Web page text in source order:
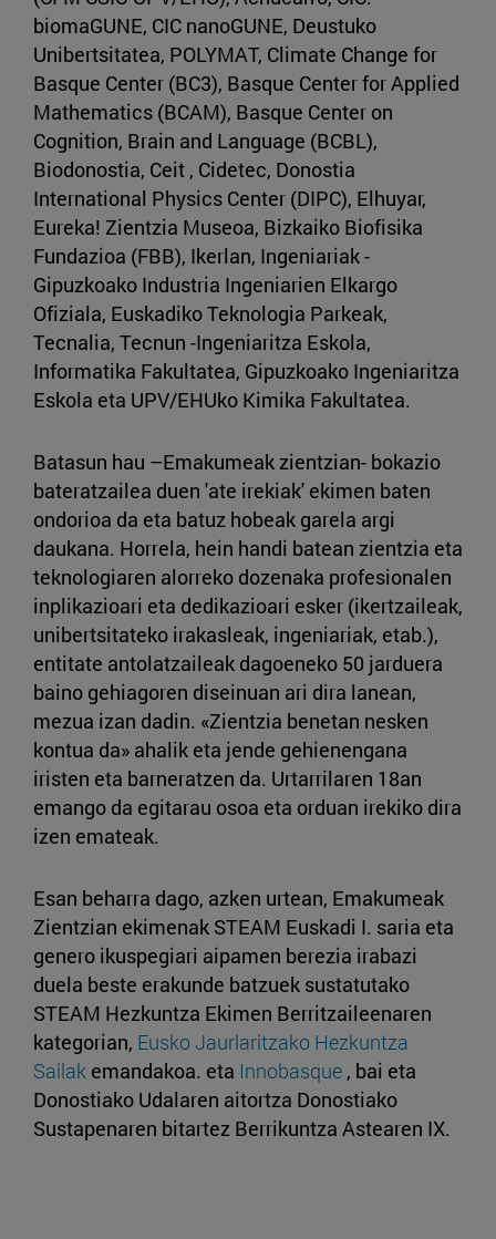
biomaGUNE, CIC nanoGUNE, Deustuko
Unibertsitatea, POLYMAT, Climate Change for
Basque Center (BC3), Basque Center for Applied
Mathematics (BCAM), Basque Center on
Cognition, Brain and Language (BCBL),
Biodonostia, Ceit , Cidetec, Donostia
International Physics Center (DIPC), Elhuyar,
Eureka! Zientzia Museoa, Bizkaiko Biofisika
Fundazioa (FBB), Ikerlan, Ingeniariak -
Gipuzkoako Industria Ingeniarien Elkargo
Ofiziala, Euskadiko Teknologia Parkeak,
Tecnalia, Tecnun -Ingeniaritza Eskola,
Informatika Fakultatea, Gipuzkoako Ingeniaritza
Eskola eta UPV/EHUko Kimika Fakultatea.
Batasun hau –Emakumeak zientzian- bokazio
bateratzailea duen 'ate irekiak' ekimen baten
ondorioa da eta batuz hobeak garela argi
daukana. Horrela, hein handi batean zientzia eta
teknologiaren alorreko dozenaka profesionalen
inplikazioari eta dedikazioari esker (ikertzaileak,
unibertsitateko irakasleak, ingeniariak, etab.),
entitate antolatzaileak dagoeneko 50 jarduera
baino gehiagoren diseinuan ari dira lanean,
mezua izan dadin. «Zientzia benetan nesken
kontua da» ahalik eta jende gehienengana
iristen eta barneratzen da. Urtarrilaren 18an
emango da egitarau osoa eta orduan irekiko dira
izen emateak.
Esan beharra dago, azken urtean, Emakumeak
Zientzian ekimenak STEAM Euskadi I. saria eta
genero ikuspegiari aipamen berezia irabazi
duela beste erakunde batzuek sustatutako
STEAM Hezkuntza Ekimen Berritzaileenaren
kategorian, Eusko Jaurlaritzako Hezkuntza
Sailak emandakoa. eta Innobasque , bai eta
Donostiako Udalaren aitortza Donostiako
Sustapenaren bitartez Berrikuntza Astearen IX.